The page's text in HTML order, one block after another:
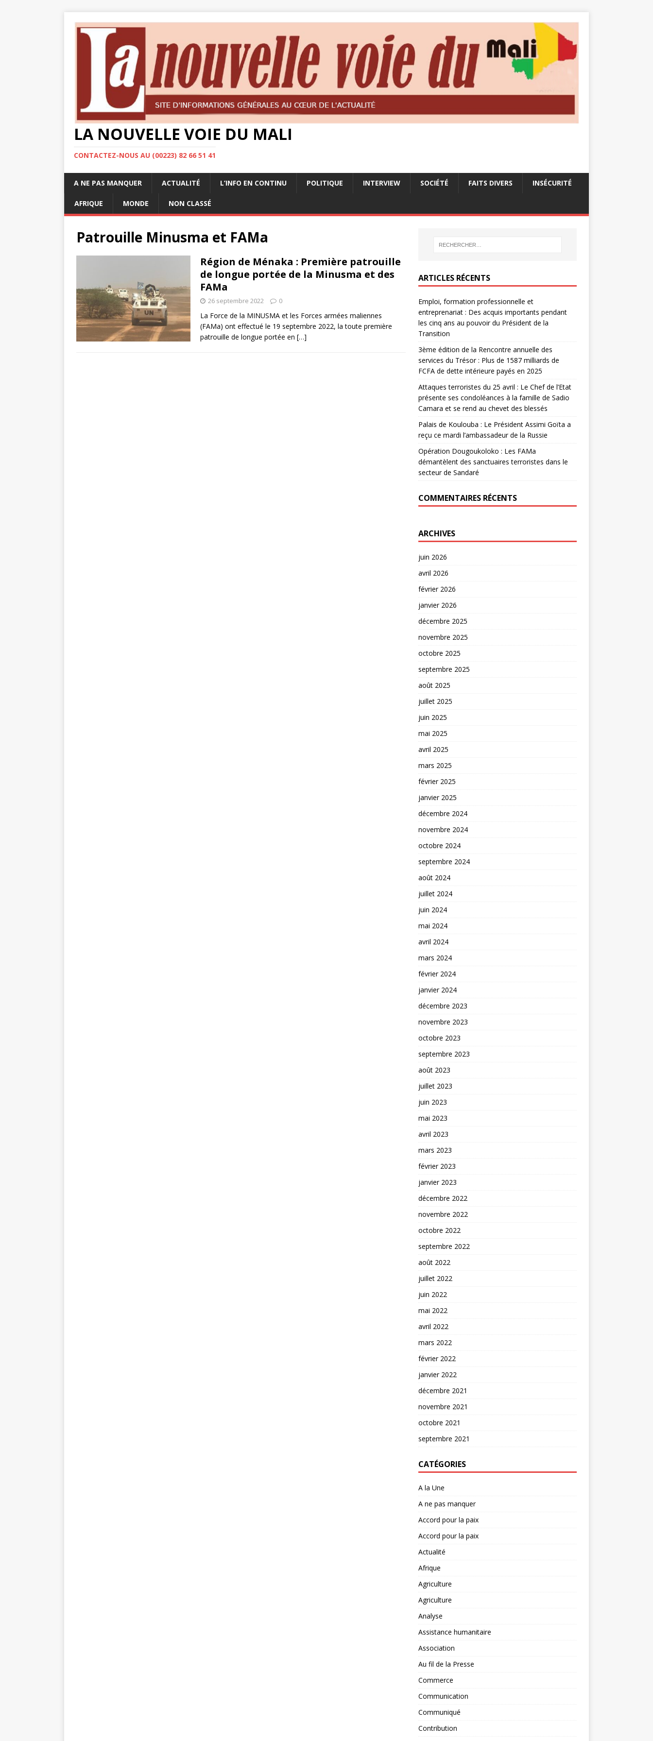
LA NOUVELLE VOIE DU MALI
CONTACTEZ-NOUS AU (00223) 82 66 51 41
A NE PAS MANQUER ACTUALITÉ L’INFO EN CONTINU POLITIQUE INTERVIEW SOCIÉTÉ FAITS DIVERS INSÉCURITÉ
AFRIQUE MONDE NON CLASSÉ
Patrouille Minusma et FAMa
Région de Ménaka : Première patrouille
de longue portée de la Minusma et des
FAMa
26 septembre 2022 0
La Force de la MINUSMA et les Forces armées maliennes
(FAMa) ont effectué le 19 septembre 2022, la toute première
patrouille de longue portée en […]
ARTICLES RÉCENTS
Emploi, formation professionnelle et
entreprenariat : Des acquis importants pendant
les cinq ans au pouvoir du Président de la
Transition
3ème édition de la Rencontre annuelle des
services du Trésor : Plus de 1587 milliards de
FCFA de dette intérieure payés en 2025
Attaques terroristes du 25 avril : Le Chef de l’Etat
présente ses condoléances à la famille de Sadio
Camara et se rend au chevet des blessés
Palais de Koulouba : Le Président Assimi Goïta a
reçu ce mardi l’ambassadeur de la Russie
Opération Dougoukoloko : Les FAMa
démantèlent des sanctuaires terroristes dans le
secteur de Sandaré
COMMENTAIRES RÉCENTS
ARCHIVES
juin 2026
avril 2026
février 2026
janvier 2026
décembre 2025
novembre 2025
octobre 2025
septembre 2025
août 2025
juillet 2025
juin 2025
mai 2025
avril 2025
mars 2025
février 2025
janvier 2025
décembre 2024
novembre 2024
octobre 2024
septembre 2024
août 2024
juillet 2024
juin 2024
mai 2024
avril 2024
mars 2024
février 2024
janvier 2024
décembre 2023
novembre 2023
octobre 2023
septembre 2023
août 2023
juillet 2023
juin 2023
mai 2023
avril 2023
mars 2023
février 2023
janvier 2023
décembre 2022
novembre 2022
octobre 2022
septembre 2022
août 2022
juillet 2022
juin 2022
mai 2022
avril 2022
mars 2022
février 2022
janvier 2022
décembre 2021
novembre 2021
octobre 2021
septembre 2021
CATÉGORIES
A la Une
A ne pas manquer
Accord pour la paix
Accord pour la paix
Actualité
Afrique
Agriculture
Agriculture
Analyse
Assistance humanitaire
Association
Au fil de la Presse
Commerce
Communication
Communiqué
Contribution